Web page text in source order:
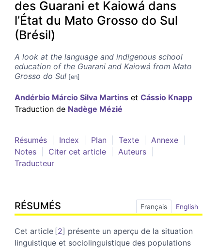
des Guarani et Kaiowá dans
l’État du Mato Grosso do Sul
(Brésil)
A look at the language and indigenous school
education of the Guarani and Kaiowá from Mato
Grosso do Sul
Andérbio Márcio Silva Martins et Cássio Knapp
Traduction de Nadège Mézié
Résumés Index Plan Texte
Annexe
Notes
Citer cet article
Auteurs
Traducteur
RÉSUMÉS Français English
Cet article 2 présente un aperçu de la situation
linguistique et sociolinguistique des populations